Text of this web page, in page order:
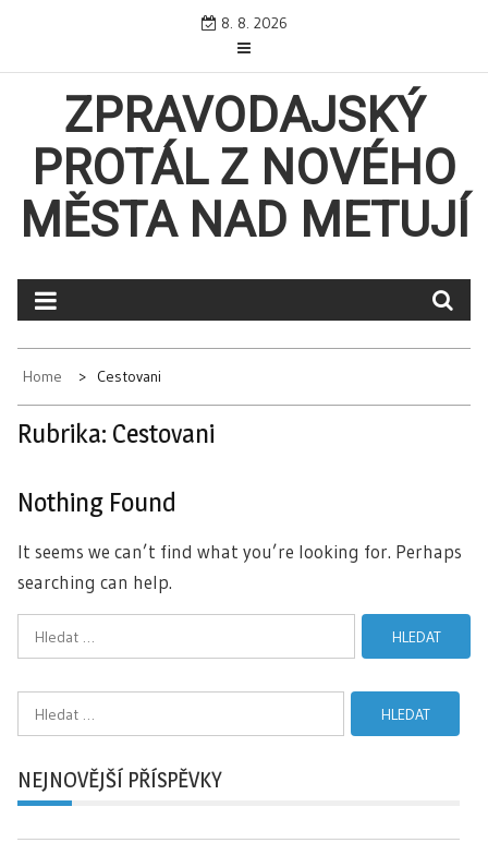
8. 8. 2026
ZPRAVODAJSKÝ
PROTÁL Z NOVÉHO
MĚSTA NAD METUJÍ
Home Cestovani
Rubrika: Cestovani
Nothing Found
It seems we can’t find what you’re looking for. Perhaps
searching can help.
NEJNOVĚJŠÍ PŘÍSPĚVKY